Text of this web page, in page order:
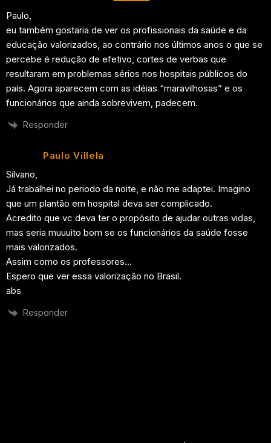
Paulo,
eu também gostaria de ver os profissionais da saúde e da
educação valorizados, ao contrário nos últimos anos o que se
percebe é redução de efetivo, cortes de verbas que
resultaram em problemas sérios nos hospitais públicos do
país. Agora aparecem com as idéias “maravilhosas” e os
funcionários que ainda sobrevivem, padecem.
Responder
Paulo Villela
Silvano,
Já trabalhei no periodo da noite, e não me adaptei. Imagino
que um plantão em hospital deva ser complicado.
Acredito que vc deva ter o propósito de ajudar outras vidas,
mas seria muuuito bom se os funcionários da saúde fosse
mais valorizados.
Assim como os professores…
Espero que ver essa valorização no Brasil.
abs
Responder